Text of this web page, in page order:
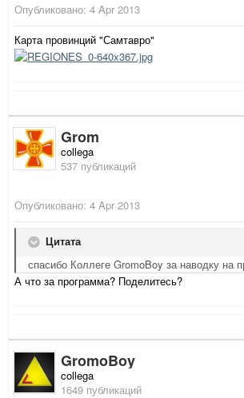
Опубликовано: 4 Apr 2013
Карта провинций "Самтавро"
Grom
collega
537 публикаций
Опубликовано: 4 Apr 2013
Цитата
спасибо Коллеге GromoBoy за наводку на
А что за программа? Поделитесь?
GromoBoy
collega
1649 публикаций